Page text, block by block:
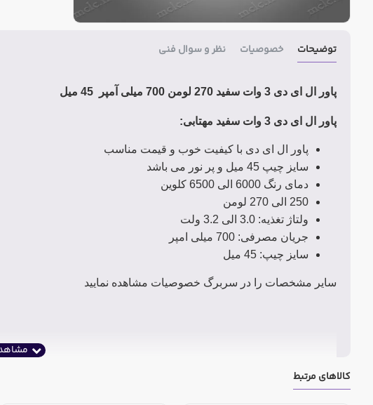
توضیحات خصوصیات نظر و سوال فنی
پاور ال ای دی 3 وات سفید 270 لومن 700 میلی آمپر 45 میل
پاور ال ای دی 3 وات سفید مهتابی:
پاور ال ای دی با کیفیت خوب و قیمت مناسب
سایز چیپ 45 میل و پر نور می باشد
دمای رنگ 6000 الی 6500 کلوین
250 الی 270 لومن
ولتاژ تغذیه: 3.0 الی 3.2 ولت
جریان مصرفی: 700 میلی امپر
سایز چیپ: 45 میل
سایر مشخصات را در سربرگ خصوصیات مشاهده نمایید
کالاهای مرتبط